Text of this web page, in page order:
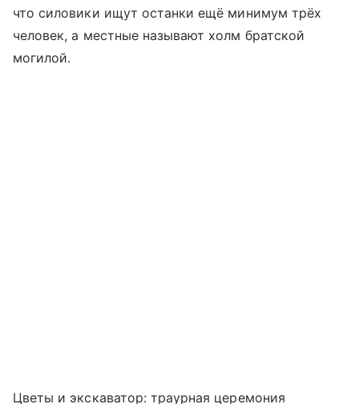
что силовики ищут останки ещё минимум трёх
человек, а местные называют холм братской
могилой.
Цветы и экскаватор: траурная церемония